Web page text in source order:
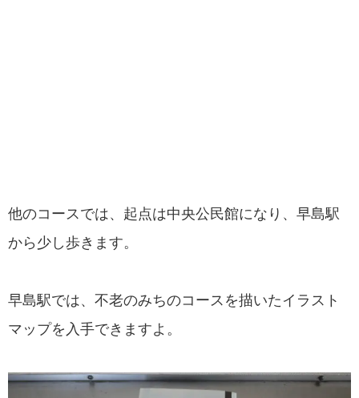
他のコースでは、起点は中央公民館になり、早島駅
から少し歩きます。
早島駅では、不老のみちのコースを描いたイラスト
マップを入手できますよ。